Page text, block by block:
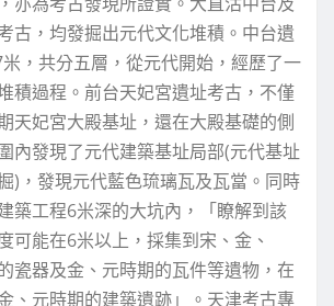
古，均發掘出元代文化堆積。中台遺
，共分五層，從元代開始，經歷了一
積過程。前台天妃宮遺址考古，不僅
天妃宮大殿基址，還在大殿基礎的側
內發現了元代建築基址局部(元代基址
)，發現元代藍色琉璃瓦及瓦當。同時
築工程6米深的大坑內，「瞭解到該
可能在6米以上，採集到宋、金、
瓷器及金、元時期的瓦件等遺物，在
、元時期的建築遺跡」。天津考古專